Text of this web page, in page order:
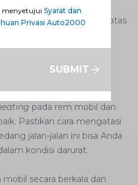
menyentuh velg
suhu rem dalam batas
untuk mencegah
performa rem
langkah-langkah di atas,
pada rem mobil dan
Pastikan cara mengatasi
jalan-jalan ini bisa Anda
kondisi darurat.
secara berkala dan
menyetujui Syarat dan
Privasi Auto2000
SUBMIT